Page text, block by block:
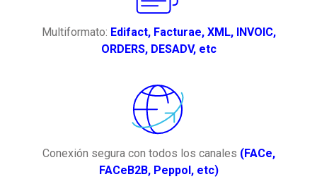
Multiformato: Edifact, Facturae, XML, INVOIC,
ORDERS, DESADV, etc
Conexión segura con todos los canales (FACe,
FACeB2B, Peppol, etc)